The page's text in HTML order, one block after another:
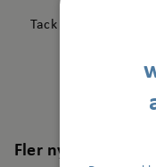
Tack för din
Fler nyheter